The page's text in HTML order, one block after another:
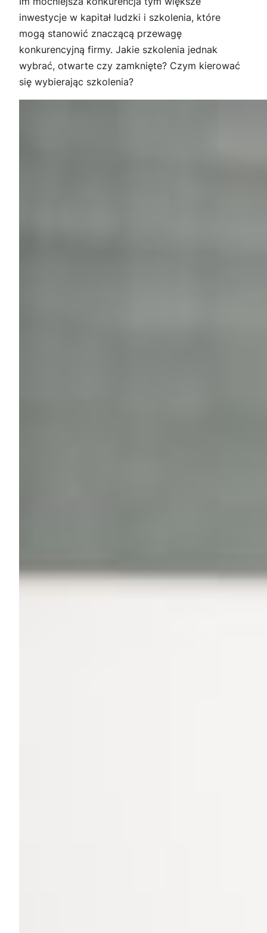
inwestycje w kapitał ludzki i szkolenia, które
mogą stanowić znaczącą przewagę
konkurencyjną firmy. Jakie szkolenia jednak
wybrać, otwarte czy zamknięte? Czym kierować
się wybierając szkolenia?